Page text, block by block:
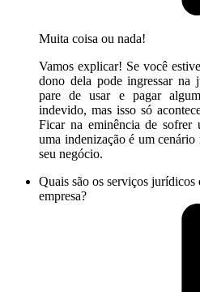
Muita coisa ou nada!
Vamos explicar! Se você
dono dela pode ingressar na
pare de usar e pagar
indevido, mas isso só
Ficar na eminência de sofrer
uma indenização é um
seu negócio.
Quais são os serviços jurídicos
empresa?